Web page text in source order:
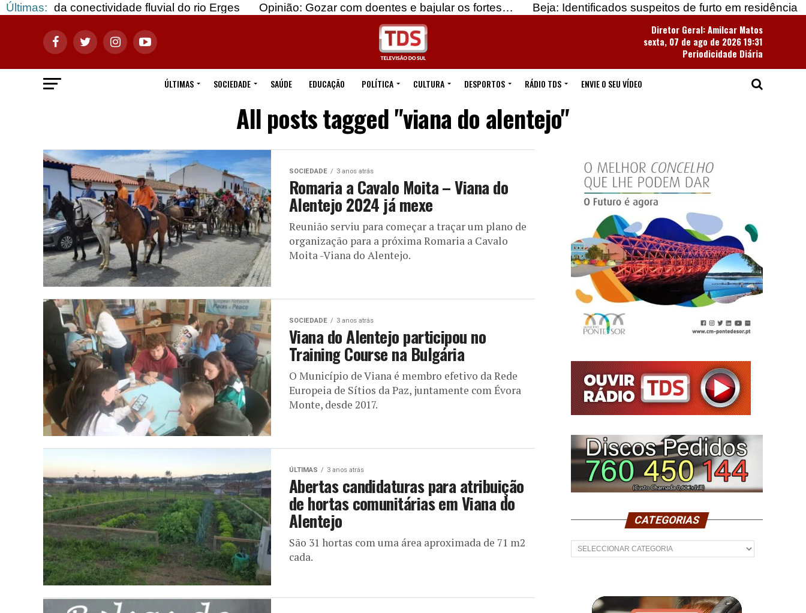
Últimas: fluvial do rio Erges Opinião: Gozar com doentes e bajular os fortes… Beja: Identificados suspeitos de furto em residência
Diretor Geral: Amilcar Matos
sexta, 07 de ago de 2026 19:31
Periodicidade Diária
ÚLTIMAS SOCIEDADE SAÚDE EDUCAÇÃO POLÍTICA CULTURA DESPORTOS RÁDIO TDS ENVIE O SEU VÍDEO
All posts tagged "viana do alentejo"
SOCIEDADE 3 anos atrás
Romaria a Cavalo Moita – Viana do
Alentejo 2024 já mexe
Reunião serviu para começar a traçar um plano de
organização para a próxima Romaria a Cavalo
Moita -Viana do Alentejo.
SOCIEDADE 3 anos atrás
Viana do Alentejo participou no
Training Course na Bulgária
O Município de Viana é membro efetivo da Rede
Europeia de Sítios da Paz, juntamente com Évora
Monte, desde 2017.
ÚLTIMAS 3 anos atrás
Abertas candidaturas para atribuição
de hortas comunitárias em Viana do
Alentejo
São 31 hortas com uma área aproximada de 71 m2
cada.
CATEGORIAS
Categorias